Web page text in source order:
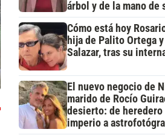
árbol y de la mano de
Cómo está hoy
hija de Palito Ortega
Salazar, tras su
El nuevo negocio de
marido de Rocío
desierto: de heredero
imperio a